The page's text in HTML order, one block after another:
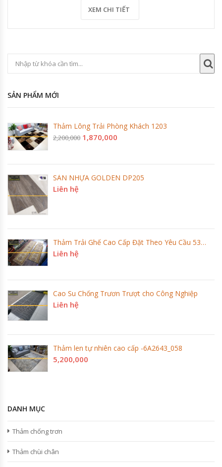
XEM CHI TIẾT
SẢN PHẨM MỚI
Thảm Lông Trải Phòng Khách 1203
2,200,000 1,870,000
SÀN NHỰA GOLDEN DP205
Liên hệ
Thảm Trải Ghế Cao Cấp Đặt Theo Yêu Cầu 5337-BE
Liên hệ
Cao Su Chống Trươn Trượt cho Công Nghiệp
Liên hệ
Thảm len tự nhiên cao cấp -6A2643_058
5,200,000
DANH MỤC
Thảm chống trơn
Thảm chùi chân